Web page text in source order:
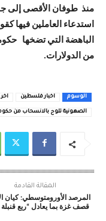
منذ طوفان الأقصى إلى
استدعاء العاملين فيها
الباهضة التي تضخها
من الدولارات.
الوسوم اخبار فلسطين اخر
الصهونية تلوح بالانسحاب من
المقالة القادمة
المرصد الأورومتوسطي: كيان
قصف غزة بما يعادل “ربع قنبلة